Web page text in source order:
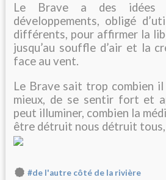
Le Brave a des idées
développements, obligé
différents, pour affirmer la
jusqu’au souffle d’air et la
face au vent.
Le Brave sait trop combien
mieux, de se sentir fort et
peut illuminer, combien la
être détruit nous détruit tous,
#de l'autre côté de la rivière